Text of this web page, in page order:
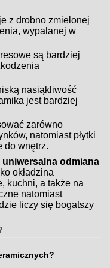
z drobno zmielonej
wypalanej w
są bardziej
nasiąkliwość
jest bardziej
zarówno
natomiast płytki
do wnętrz.
uniwersalna odmiana
okładzina
kuchni, a także na
natomiast
liczy się bogatszy